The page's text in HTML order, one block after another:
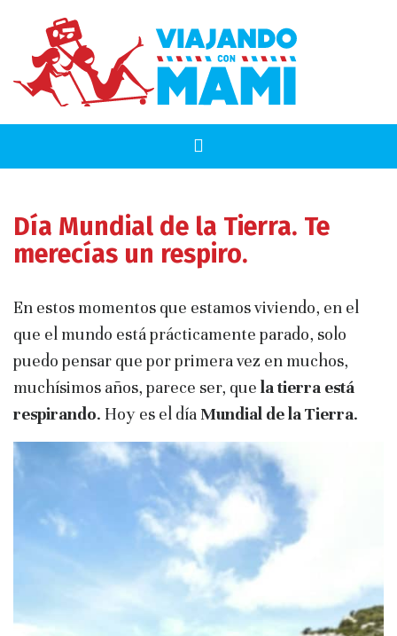
Día Mundial de la Tierra. Te
merecías un respiro.
En estos momentos que estamos viviendo, en el
que el mundo está prácticamente parado, solo
puedo pensar que por primera vez en muchos,
muchísimos años, parece ser, que la tierra está
respirando. Hoy es el día Mundial de la Tierra.